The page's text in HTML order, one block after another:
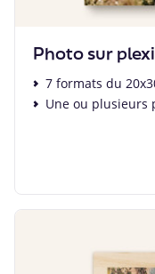
Photo sur plexi
7 formats du
Une ou plusieurs